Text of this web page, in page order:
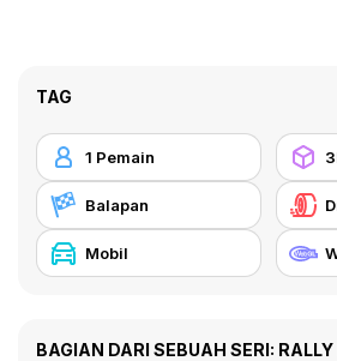
TAG
1 Pemain
Balapan
Mobil
BAGIAN DARI SEBUAH SERI: